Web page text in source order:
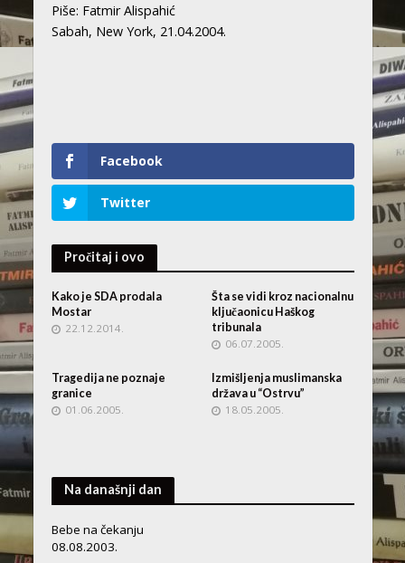
Piše: Fatmir Alispahić
Sabah, New York, 21.04.2004.
Facebook
Twitter
Pročitaj i ovo
Kako je SDA prodala
Mostar
22.12.2014.
Šta se vidi kroz nacionalnu
ključaonicu Haškog
tribunala
06.07.2005.
Tragedija ne poznaje
granice
01.06.2005.
Izmišljenja muslimanska
država u “Ostrvu”
18.05.2005.
Na današnji dan
Bebe na čekanju
08.08.2003.